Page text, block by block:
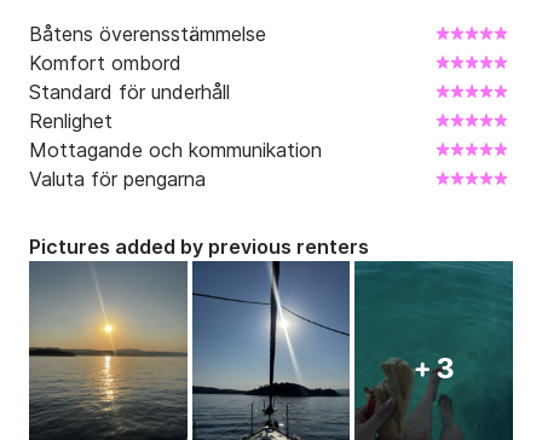
Båtens överensstämmelse
Komfort ombord
Standard för underhåll
Renlighet
Mottagande och kommunikation
Valuta för pengarna
Pictures added by previous renters
+ 3